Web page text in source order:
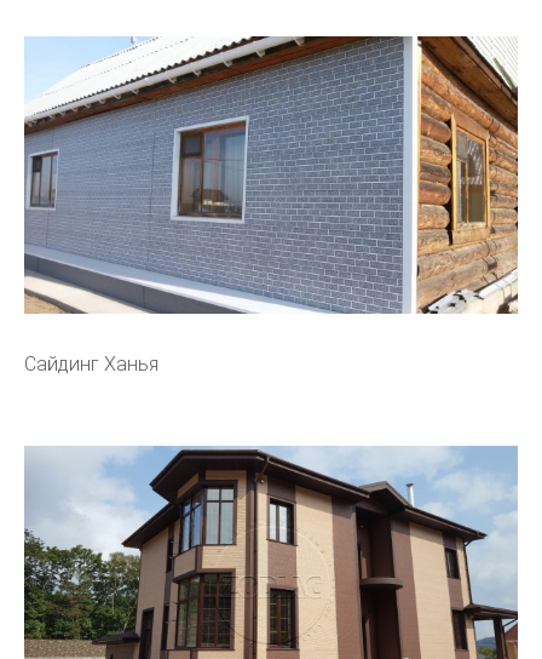
Сайдинг Ханья